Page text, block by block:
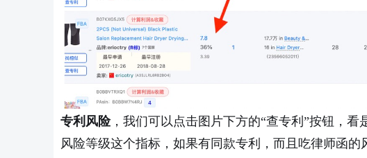
专利风险，我们可以点击图片下方的“查专利”按钮，看
风险等级这个指标，如果有同款专利，而且吃律师函的